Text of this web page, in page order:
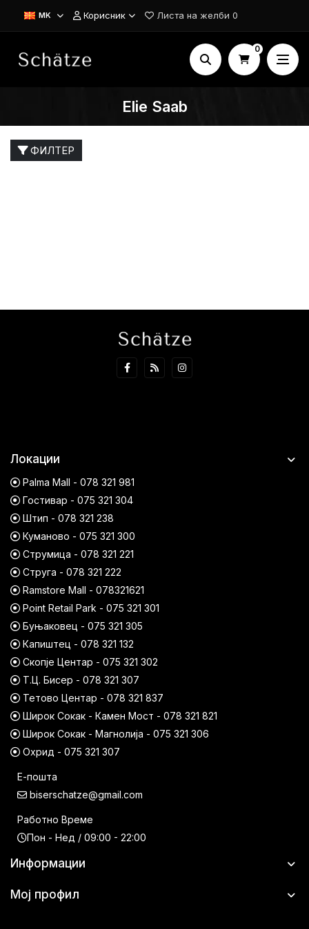
MK Корисник Листа на желби 0
0
Elie Saab
ФИЛТЕР
Локации
Palma Mall - 078 321 981
Гостивар - 075 321 304
Штип - 078 321 238
Куманово - 075 321 300
Струмица - 078 321 221
Струга - 078 321 222
Ramstore Mall - 078321621
Point Retail Park - 075 321 301
Буњаковец - 075 321 305
Капиштец - 078 321 132
Скопје Центар - 075 321 302
Т.Ц. Бисер - 078 321 307
Тетово Центар - 078 321 837
Широк Сокак - Камен Мост - 078 321 821
Широк Сокак - Магнолија - 075 321 306
Охрид - 075 321 307
Е-пошта
biserschatze@gmail.com
Работно Време
Пон - Нед / 09:00 - 22:00
Информации
Мој профил